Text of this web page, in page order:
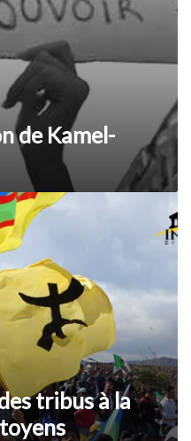
de Kamel-
tribus à la